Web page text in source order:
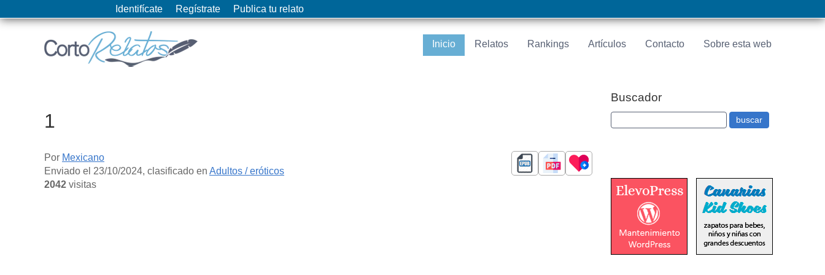
Identifícate Regístrate Publica tu relato
Inicio Relatos Rankings Artículos Contacto Sobre esta web
1
Por Mexicano
Enviado el 23/10/2024, clasificado en Adultos / eróticos
2042 visitas
Buscador